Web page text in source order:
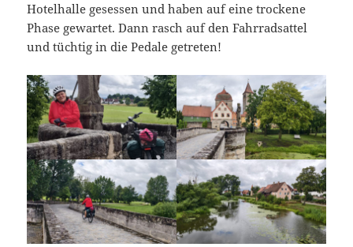
Hotelhalle gesessen und haben auf eine trockene
Phase gewartet. Dann rasch auf den Fahrradsattel
und tüchtig in die Pedale getreten!